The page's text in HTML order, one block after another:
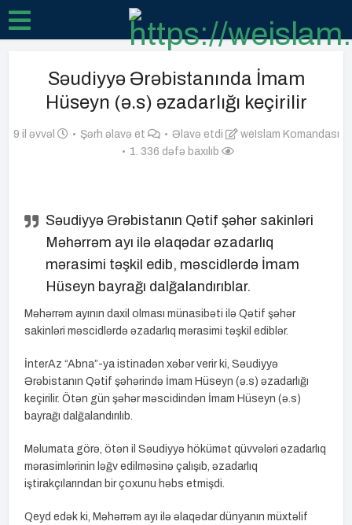
Səudiyyə Ərəbistanında İmam
Hüseyn (ə.s) əzadarlığı keçirilir
9 il əvvəl Şərh əlavə et Əlavə etdi
weIslam Komandası
1. 336 dəfə baxılıb
Səudiyyə Ərəbistanın Qətif şəhər sakinləri
Məhərrəm ayı ilə əlaqədar əzadarlıq
mərasimi təşkil edib, məscidlərdə İmam
Hüseyn bayrağı dalğalandırıblar.
Məhərrəm ayının daxil olması münasibəti ilə Qətif şəhər
sakinləri məscidlərdə əzadarlıq mərasimi təşkil ediblər.
İnterAz “Abna”-ya istinadən xəbər verir ki, Səudiyyə
Ərəbistanın Qətif şəhərində İmam Hüseyn (ə.s) əzadarlığı
keçirilir. Ötən gün şəhər məscidindən İmam Hüseyn (ə.s)
bayrağı dalğalandırılıb.
Məlumata görə, ötən il Səudiyyə hökümət qüvvələri əzadarlıq
mərasimlərinin ləğv edilməsinə çalışıb, əzadarlıq
iştirakçılarından bir çoxunu həbs etmişdi.
Qeyd edək ki, Məhərrəm ayı ilə əlaqədar dünyanın müxtəlif